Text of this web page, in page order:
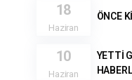
18
Haziran
ÖNCE
10
Haziran
YETTİ